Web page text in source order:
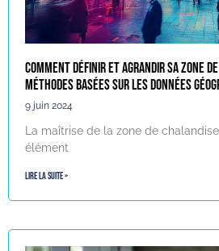
Comment définir et agrandir sa zone
méthodes basées sur les données
9 juin 2024
La maîtrise de la zone de
élément
Lire la suite »